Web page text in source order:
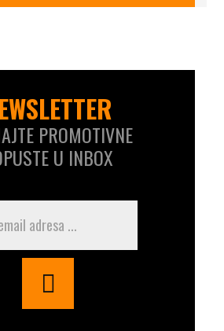
PROMOTIVNE
U INBOX